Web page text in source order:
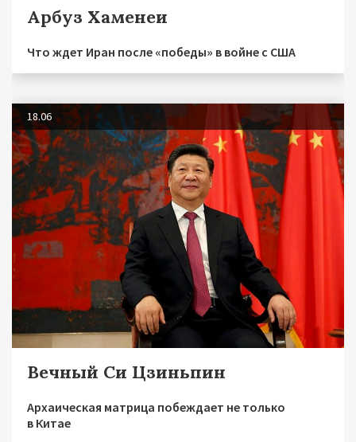
Арбуз Хаменеи
Что ждет Иран после «победы» в войне с США
18.06
Вечный Си Цзиньпин
Архаическая матрица побеждает не только
в Китае